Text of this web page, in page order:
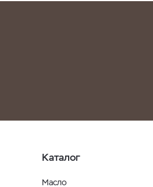
Каталог
Масло